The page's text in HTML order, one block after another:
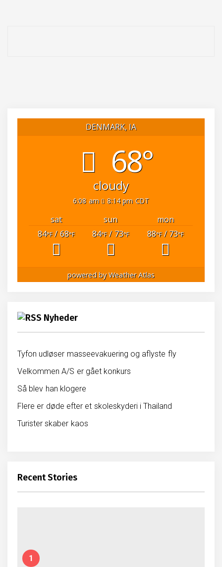
DENMARK, IA
68°
cloudy
6:08 am 8:14 pm CDT
sat sun
mon
84°F/ 68°F 84°F/ 73°F 88°F/ 73°F
powered byWeather Atlas
Nyheder
Tyfon udløser masseevakuering og aflyste fly
Velkommen A/S er gået konkurs
Så blev han klogere
Flere er døde efter et skoleskyderi i Thailand
Turister skaber kaos
Recent Stories
1